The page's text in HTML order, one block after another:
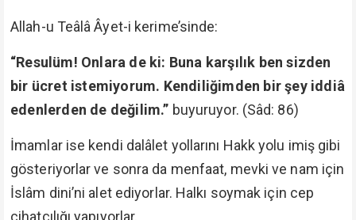
Allah-u Teâlâ Âyet-i kerime’sinde:
“Resulüm! Onlara de ki: Buna karşılık ben sizden
bir ücret istemiyorum. Kendiliğimden bir şey iddiâ
edenlerden de değilim.” buyuruyor. (Sâd: 86)
İmamlar ise kendi dalâlet yollarını Hakk yolu imiş gibi
gösteriyorlar ve sonra da menfaat, mevki ve nam için
İslâm dini’ni alet ediyorlar. Halkı soymak için cep
cihatçılığı yapıyorlar.